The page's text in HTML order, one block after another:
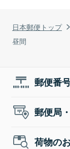
日本郵便トップ
昼間
郵便番
郵便局
荷物の